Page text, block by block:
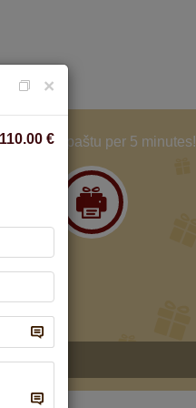
3 Ir gauk paštu per 5 minutes!
×
110.00 €